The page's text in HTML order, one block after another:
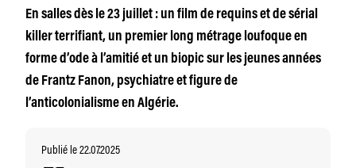
En salles dès le 23 juillet : un film de requins et de sérial
killer terrifiant, un premier long métrage loufoque en
forme d’ode à l’amitié et un biopic sur les jeunes années
de Frantz Fanon, psychiatre et figure de
l’anticolonialisme en Algérie.
Publié le 22.07.2025